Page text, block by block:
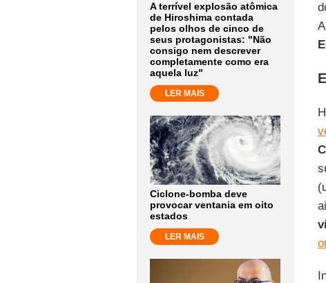
A terrível explosão atômica
de Hiroshima contada
pelos olhos de cinco de
seus protagonistas: "Não
consigo nem descrever
completamente como era
aquela luz"
LER MAIS
Ciclone-bomba deve
provocar ventania em oito
estados
LER MAIS